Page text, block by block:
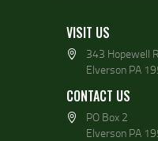
VISIT US
343 Hopewell
Elverson PA
CONTACT US
PO Box 2
Elverson PA